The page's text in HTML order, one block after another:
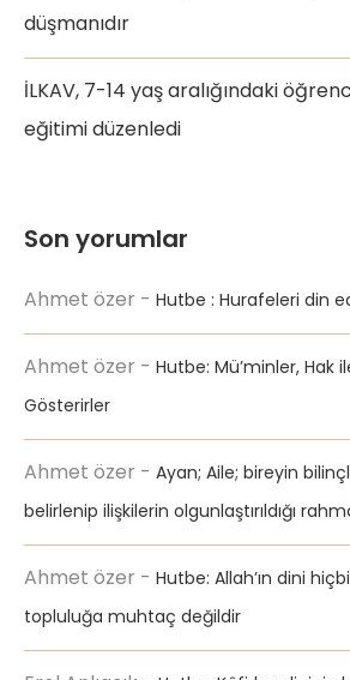
düşmanıdır
İLKAV, 7-14 yaş aralığındaki
eğitimi düzenledi
Son yorumlar
Ahmet özer - Hutbe : Hurafeleri din
Ahmet özer - Hutbe: Mü’minler, Hak
Gösterirler
Ahmet özer - Ayan; Aile; bireyin
belirlenip ilişkilerin olgunlaştırıldığı
Ahmet özer - Hutbe: Allah’ın dini
topluluğa muhtaç değildir